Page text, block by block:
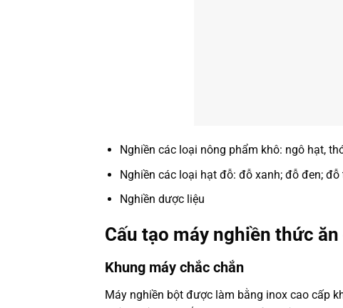
Nghiền các loại nông phẩm khô: ngô hạt,
Nghiền các loại hạt đỗ: đỗ xanh; đỗ đen; đỗ
Nghiền dược liệu
Cấu tạo máy nghiền thức
Khung máy chắc chắn
Máy nghiền bột được làm bằng inox cao cấp